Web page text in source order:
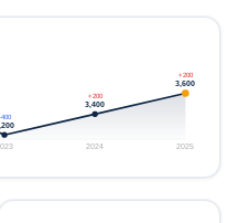
-400
3,400
+200
2024
3,600
+200
2025